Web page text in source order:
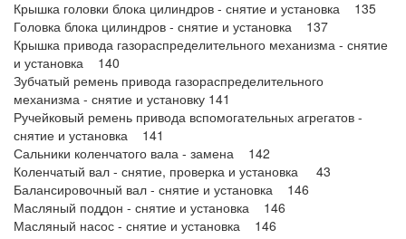
Крышка головки блока цилиндров - снятие и установка 135
Головка блока цилиндров - снятие и установка 137
Крышка привода газораспределительного механизма - снятие
и установка 140
Зубчатый ремень привода газораспределительного
механизма - снятие и установку 141
Ручейковый ремень привода вспомогательных агрегатов -
снятие и установка 141
Сальники коленчатого вала - замена 142
Коленчатый вал - снятие, проверка и установка 43
Балансировочный вал - снятие и установка 146
Масляный поддон - снятие и установка 146
Масляный насос - снятие и установка 146